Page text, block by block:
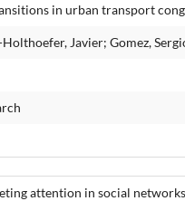
in urban transport
Javier; Gomez,
attention in social networks